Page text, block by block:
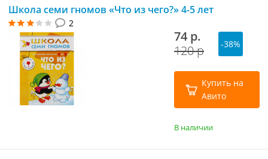
Школа семи гномов «Что из чего?» 4-5 лет
2
74 р.
120 р
-38%
Купить на
Авито
В наличии